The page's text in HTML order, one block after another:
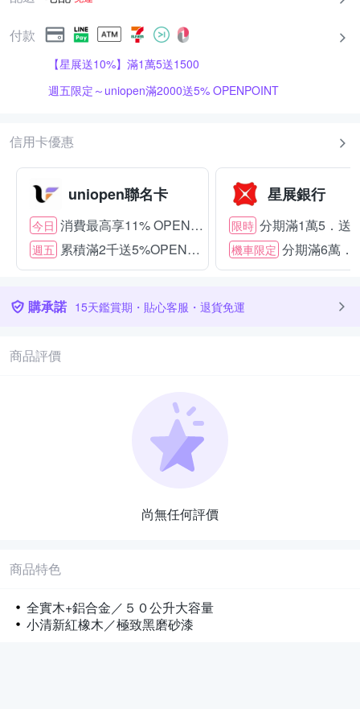
付款
【星展送10%】滿1萬5送1500
週五限定～uniopen滿2000送5% OPENPOINT
信用卡優惠
uniopen聯名卡
今日 消費最高享11% OPENPOINT
週五 累積滿2千送5%OPENPOINT
星展銀行
限時 分期滿1萬5．送
機車限定 分期滿6萬．
購承諾 15天鑑賞期・貼心客服・退貨免運
商品評價
尚無任何評價
商品特色
全實木+鋁合金／５０公升大容量
小清新紅橡木／極致黑磨砂漆